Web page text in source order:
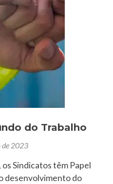
do Trabalho
de 2023
Sindicatos têm Papel
desenvolvimento do